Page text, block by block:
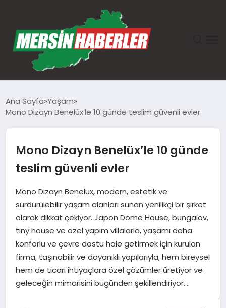
GÜNDEM
EKONOMI
SAĞLIK
Ana Sayfa Yaşam
Mono Dizayn Benelüx’le 10 günde teslim güvenli evler
Mono Dizayn Benelüx’le 10 günde
teslim güvenli evler
Mono Dizayn Benelux, modern, estetik ve
sürdürülebilir yaşam alanları sunan yenilikçi bir şirket
olarak dikkat çekiyor. Japon Dome House, bungalov,
tiny house ve özel yapım villalarla, yaşamı daha
konforlu ve çevre dostu hale getirmek için kurulan
firma, taşınabilir ve dayanıklı yapılarıyla, hem bireysel
hem de ticari ihtiyaçlara özel çözümler üretiyor ve
geleceğin mimarisini bugünden şekillendiriyor….